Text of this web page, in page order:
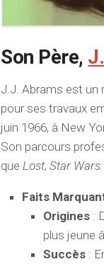
Son Père,
J.J. Abrams est un
pour ses travaux
juin 1966, à New
Son parcours
queLost,Star
Faits
Origines :
plus jeune
Succès :